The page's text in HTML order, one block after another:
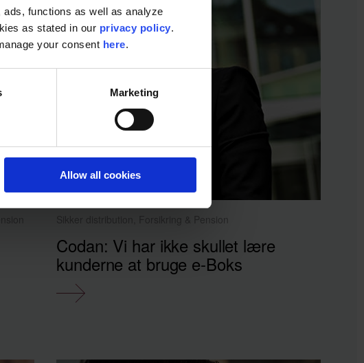
functions as well as analyze
as stated in our privacy policy.
your consent here.
Marketing
Allow all cookies
Sikker distribution, Forsikring & Pension
Codan: Vi har ikke skullet lære
kunderne at bruge e‑Boks